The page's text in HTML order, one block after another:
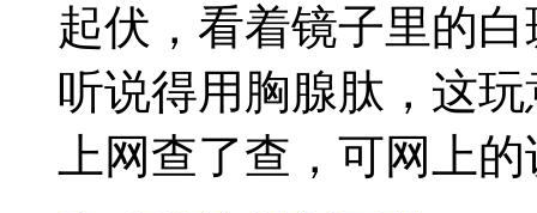
起伏，看着镜子里的
听说得用胸腺肽，这
上网查了查，可网上